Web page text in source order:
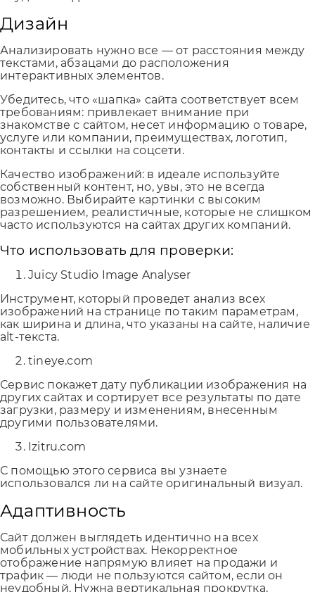
Дизайн
Анализировать нужно все — от расстояния между
текстами, абзацами до расположения
интерактивных элементов.
Убедитесь, что «шапка» сайта соответствует всем
требованиям: привлекает внимание при
знакомстве с сайтом, несет информацию о товаре,
услуге или компании, преимуществах, логотип,
контакты и ссылки на соцсети.
Качество изображений: в идеале используйте
собственный контент, но, увы, это не всегда
возможно. Выбирайте картинки с высоким
разрешением, реалистичные, которые не слишком
часто используются на сайтах других компаний.
Что использовать для проверки:
Juicy Studio Image Analyser
Инструмент, который проведет анализ всех
изображений на странице по таким параметрам,
как ширина и длина, что указаны на сайте, наличие
alt-текста.
tineye.com
Сервис покажет дату публикации изображения на
других сайтах и сортирует все результаты по дате
загрузки, размеру и изменениям, внесенным
другими пользователями.
Izitru.com
С помощью этого сервиса вы узнаете
использовался ли на сайте оригинальный визуал.
Адаптивность
Сайт должен выглядеть идентично на всех
мобильных устройствах. Некорректное
отображение напрямую влияет на продажи и
трафик — люди не пользуются сайтом, если он
неудобный. Нужна вертикальная прокрутка,